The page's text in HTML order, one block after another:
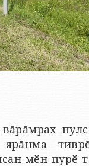
мӗн пурӗ